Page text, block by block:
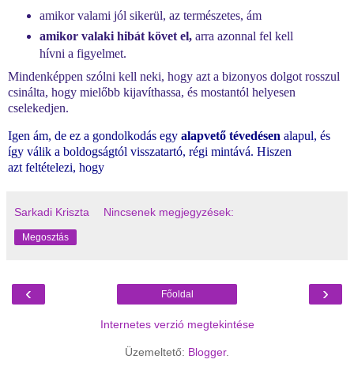
amikor valami jól sikerül, az természetes, ám
amikor valaki hibát követ el,arra azonnal fel kell
hívni a figyelmet.
Mindenképpen szólni kell neki, hogy azt a bizonyos dolgot rosszul
csinálta, hogy mielőbb kijavíthassa, és mostantól helyesen
cselekedjen.
Igen ám, de ez a gondolkodás egy alapvető tévedésen alapul, és
így válik a boldogságtól visszatartó, régi mintává. Hiszen
azt feltételezi, hogy
Sarkadi Kriszta Nincsenek megjegyzések:
Megosztás
‹ ›
Főoldal
Internetes verzió megtekintése
Üzemeltető: Blogger.